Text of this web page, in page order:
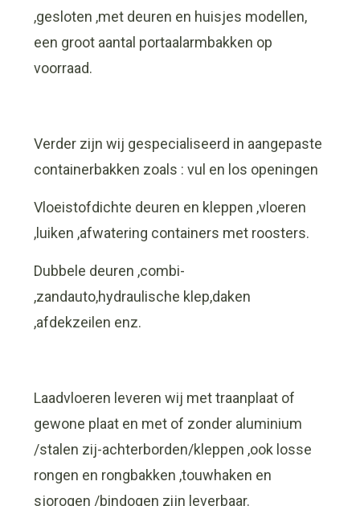
,gesloten ,met deuren en huisjes modellen,
een groot aantal portaalarmbakken op
voorraad.
Verder zijn wij gespecialiseerd in aangepaste
containerbakken zoals : vul en los openingen
Vloeistofdichte deuren en kleppen ,vloeren
,luiken ,afwatering containers met roosters.
Dubbele deuren ,combi-
,zandauto,hydraulische klep,daken
,afdekzeilen enz.
Laadvloeren leveren wij met traanplaat of
gewone plaat en met of zonder aluminium
/stalen zij-achterborden/kleppen ,ook losse
rongen en rongbakken ,touwhaken en
sjorogen /bindogen zijn leverbaar.